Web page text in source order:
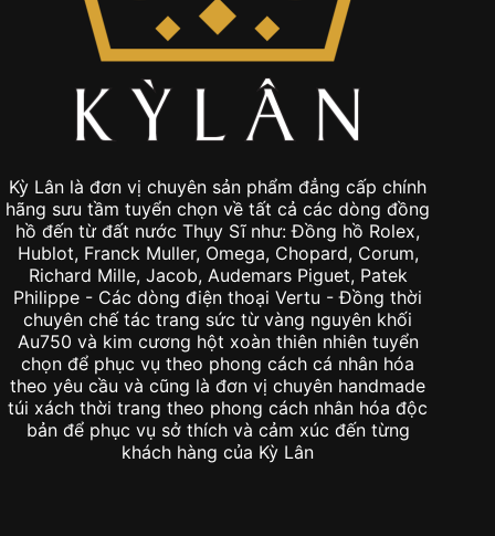
Kỳ Lân là đơn vị chuyên sản phẩm đẳng cấp chính
hãng sưu tầm tuyển chọn về tất cả các dòng đồng
hồ đến từ đất nước Thụy Sĩ như: Đồng hồ Rolex,
Hublot, Franck Muller, Omega, Chopard, Corum,
Richard Mille, Jacob, Audemars Piguet, Patek
Philippe - Các dòng điện thoại Vertu - Đồng thời
chuyên chế tác trang sức từ vàng nguyên khối
Au750 và kim cương hột xoàn thiên nhiên tuyển
chọn để phục vụ theo phong cách cá nhân hóa
theo yêu cầu và cũng là đơn vị chuyên handmade
túi xách thời trang theo phong cách nhân hóa độc
bản để phục vụ sở thích và cảm xúc đến từng
khách hàng của Kỳ Lân